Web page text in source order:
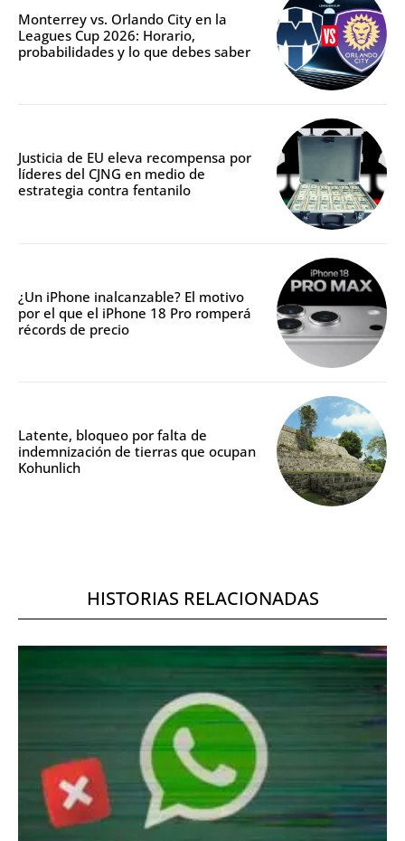
Monterrey vs. Orlando City en la
Leagues Cup 2026: Horario,
probabilidades y lo que debes saber
Justicia de EU eleva recompensa por
líderes del CJNG en medio de
estrategia contra fentanilo
¿Un iPhone inalcanzable? El motivo
por el que el iPhone 18 Pro romperá
récords de precio
Latente, bloqueo por falta de
indemnización de tierras que ocupan
Kohunlich
HISTORIAS RELACIONADAS